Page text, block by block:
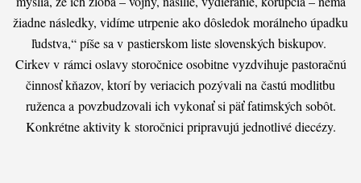
žiadne následky, vidíme utrpenie ako dôsledok morálneho úpadku
ľudstva,“ píše sa v pastierskom liste slovenských biskupov.
Cirkev v rámci oslavy storočnice osobitne vyzdvihuje pastoračnú
činnosť kňazov, ktorí by veriacich pozývali na častú modlitbu
ruženca a povzbudzovali ich vykonať si päť fatimských sobôt.
Konkrétne aktivity k storočnici pripravujú jednotlivé diecézy.